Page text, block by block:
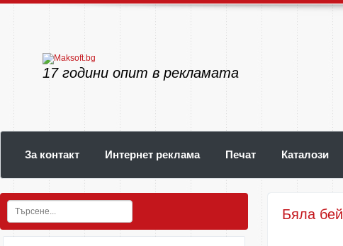
20години опит в рекламата
За контакт Интернет реклама Печат Каталози
Бяла